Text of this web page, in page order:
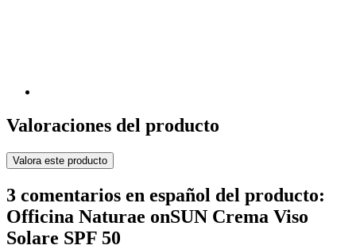
Valoraciones del producto
Valora este producto
3 comentarios en español del producto:
Officina Naturae onSUN Crema Viso
Solare SPF 50